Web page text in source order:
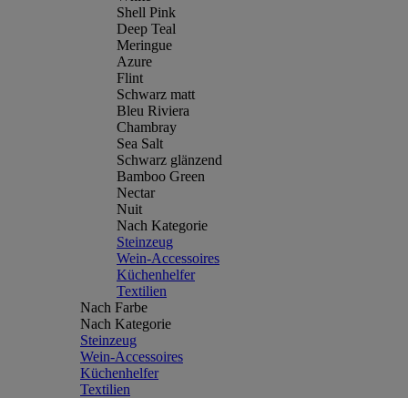
Shell Pink
Deep Teal
Meringue
Azure
Flint
Schwarz matt
Bleu Riviera
Chambray
Sea Salt
Schwarz glänzend
Bamboo Green
Nectar
Nuit
Nach Kategorie
Steinzeug
Wein-Accessoires
Küchenhelfer
Textilien
Nach Farbe
Nach Kategorie
Steinzeug
Wein-Accessoires
Küchenhelfer
Textilien